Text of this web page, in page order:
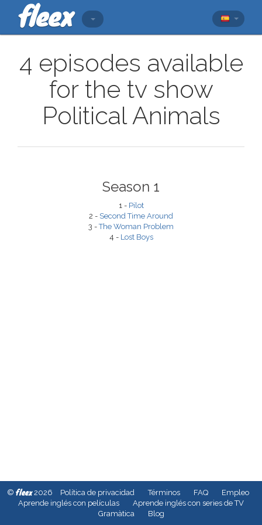
4 episodes available
for the tv show
Political Animals
Season 1
1 - Pilot
2 - Second Time Around
3 -The Woman Problem
4 - Lost Boys
© fleex2026 Política de privacidad Términos FAQ
Empleo
Aprende inglés con películas
Aprende inglés con series de TV
Gramàtica
Blog